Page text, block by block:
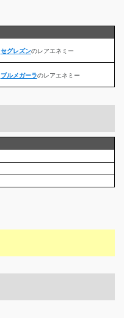
セグレズンのレアエネミー
ブルメガーラのレアエネミー